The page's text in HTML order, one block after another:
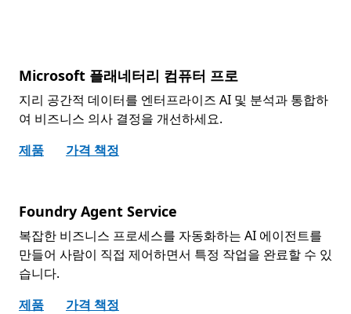
Microsoft 플래네터리 컴퓨터 프로
지리 공간적 데이터를 엔터프라이즈 AI 및 분석과 통합하
여 비즈니스 의사 결정을 개선하세요.
제품
가격 책정
Foundry Agent Service
복잡한 비즈니스 프로세스를 자동화하는 AI 에이전트를
만들어 사람이 직접 제어하면서 특정 작업을 완료할 수 있
습니다.
제품
가격 책정